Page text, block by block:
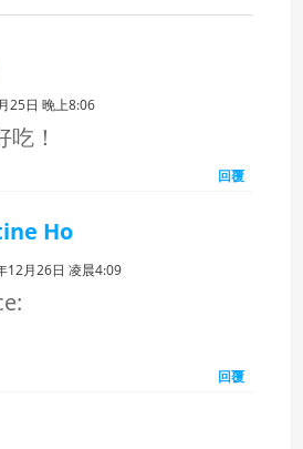
25日 晚上8:06
！
回覆
Ho
12月26日 凌晨4:09
回覆